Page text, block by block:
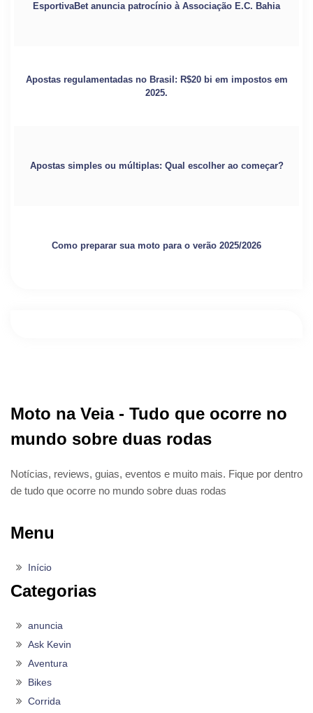
EsportivaBet anuncia patrocínio à Associação E.C. Bahia
Apostas regulamentadas no Brasil: R$20 bi em impostos em
2025.
Apostas simples ou múltiplas: Qual escolher ao começar?
Como preparar sua moto para o verão 2025/2026
Moto na Veia - Tudo que ocorre no
mundo sobre duas rodas
Notícias, reviews, guias, eventos e muito mais. Fique por dentro
de tudo que ocorre no mundo sobre duas rodas
Menu
Início
Categorias
anuncia
Ask Kevin
Aventura
Bikes
Corrida